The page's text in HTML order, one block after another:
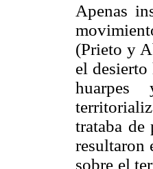
Apenas
(Prieto y
el
huarpes
trataba de
resultaron
sobre el